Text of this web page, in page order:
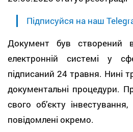
Підписуйся на наш
Документ був створений
електронній системі у
підписаний 24 травня. Нині
документальні процедури.
свого об’єкту
повідомлені окремо.